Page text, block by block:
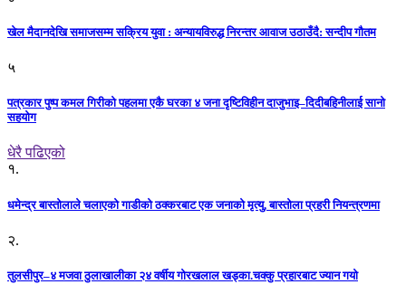
खेल मैदानदेखि समाजसम्म सक्रिय युवा : अन्यायविरुद्ध निरन्तर आवाज उठाउँदै: सन्दीप गौतम
५
पत्रकार पुष्प कमल गिरीको पहलमा एकै घरका ४ जना दृष्टिविहीन दाजुभाइ–दिदीबहिनीलाई सानो
सहयोग
धेरै पढिएको
१.
धमेन्द्र बास्तोलाले चलाएको गाडीको ठक्करबाट एक जनाको मृत्यु, बास्तोला प्रहरी नियन्त्रणमा
२.
तुलसीपुर–४ मजवा ठुलाखालीका २४ वर्षीय गोरखलाल खड्का.चक्कु प्रहारबाट ज्यान गयो